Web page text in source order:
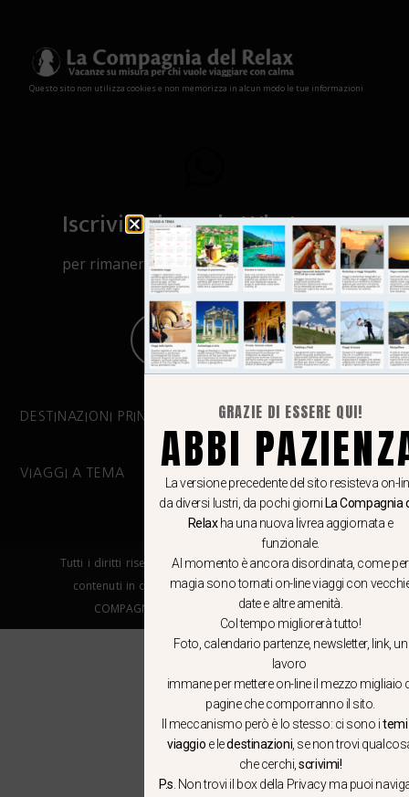
Questo sito non utilizza cookies e non memorizza in alcun modo le tue informazioni
Iscriviti al canale Whatsapp
per rimanere aggiornato su viaggi, eventi
e notizie!
CLICCA QUI
DESTINAZIONI PRINCIPALI
VIAGGI A TEMA
Tutti i diritti riservati. E’ vietata la copia e la riproduzione dei
contenuti in qualsiasi modo o forma. – COPYRIGHT ©LA
COMPAGNIA DEL RELAX – Made in Springfield srl
GRAZIE DI ESSERE QUI!
ABBI
La versione precedente del sito resisteva on-
da diversi lustri, da pochi giorni La Compagnia
Relaxha una nuova livrea aggiornata e
funzionale.
Al momento è ancora disordinata, come per
magia sono tornati on-line viaggi con
date e altre amenità.
Col tempo migliorerà tutto!
Foto, calendario partenze, newsletter, link, un
lavoro
immane per mettere on-line il mezzo migliaio
pagine che comporranno il sito.
Il meccanismo però è lo stesso: ci sono itemi
viaggio e ledestinazioni , se non trovi
che cerchi,scrivimi!
P.s . Non trovi il box della Privacy ma puoi